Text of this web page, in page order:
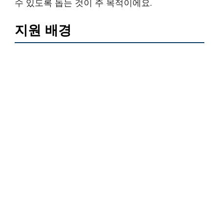
수 있도록 돕는 것이 주 목적이에요.
지원 배경